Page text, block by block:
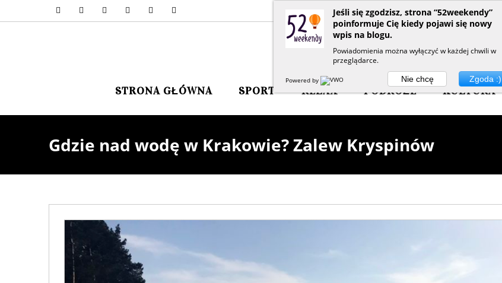
STRONA GŁÓWNA SPORT RELAX PODRÓŻE KULTURA
Gdzie nad wodę w Krakowie? Zalew Kryspinów
Jeśli się zgodzisz, strona “52weekendy”
poinformuje Cię kiedy pojawi się nowy
wpis na blogu.
Powiadomienia można wyłączyć w każdej chwili w
przeglądarce.
Powered by Nie chcę Zgoda :)